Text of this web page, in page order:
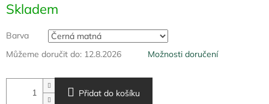
cena:
Skladem
Barva
Můžeme doručit do: 12.8.2026 Možnosti doručení
Přidat do košíku